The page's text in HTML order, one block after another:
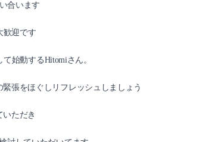
合います
歓迎です
始動するHitomiさん。
張をほぐしリフレッシュしましょう
ただき